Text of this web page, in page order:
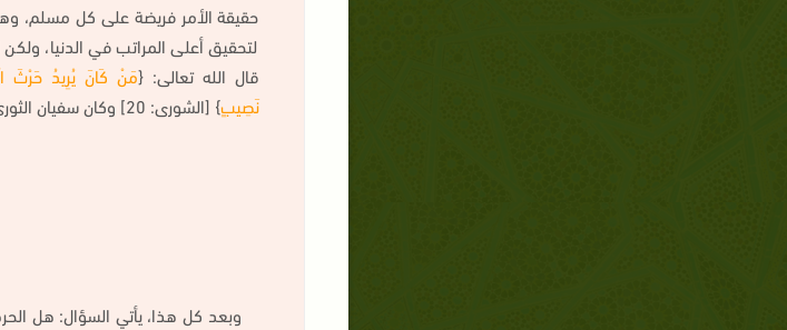
حقيقة الأمر فريضة على كل مسلم،
لتحقيق أعلى المراتب في الدنيا،
قال الله تعالى: {مَنْ كَانَ يُرِيدُ حَرْثَ
نَصِيبٍ} [الشورى: 20] وكان سفيان الثوري يقول: (
وبعد كل هذا، يأتي السؤال: هل